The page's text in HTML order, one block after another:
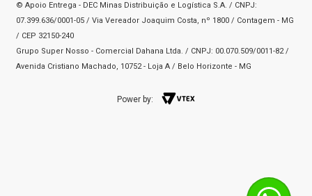
© Apoio Entrega - DEC Minas Distribuição e Logística S.A. / CNPJ:
07.399.636/0001-05 / Via Vereador Joaquim Costa, nº 1800 / Contagem - MG
/ CEP 32150-240
Grupo Super Nosso - Comercial Dahana Ltda. / CNPJ: 00.070.509/0011-82 /
Avenida Cristiano Machado, 10752 - Loja A / Belo Horizonte - MG
Power by: